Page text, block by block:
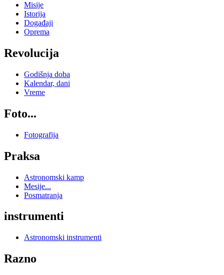
Misije
Istorija
Događaji
Oprema
Revolucija
Godišnja doba
Kalendar, dani
Vreme
Foto...
Fotografija
Praksa
Astronomski kamp
Mesije...
Posmatranja
instrumenti
Astronomski instrumenti
Razno